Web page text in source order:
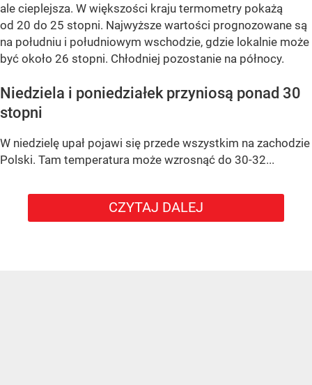
ale cieplejsza. W większości kraju termometry pokażą
od 20 do 25 stopni. Najwyższe wartości prognozowane są
na południu i południowym wschodzie, gdzie lokalnie może
być około 26 stopni. Chłodniej pozostanie na północy.
Niedziela i poniedziałek przyniosą ponad 30
stopni
W niedzielę upał pojawi się przede wszystkim na zachodzie
Polski. Tam temperatura może wzrosnąć do 30-32...
CZYTAJ DALEJ